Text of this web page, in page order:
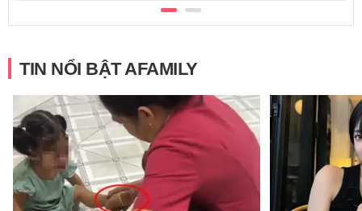
TIN NỔI BẬT AFAMILY